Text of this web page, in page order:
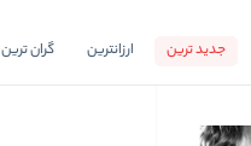
جدید ترین ارزانترین گران ترین